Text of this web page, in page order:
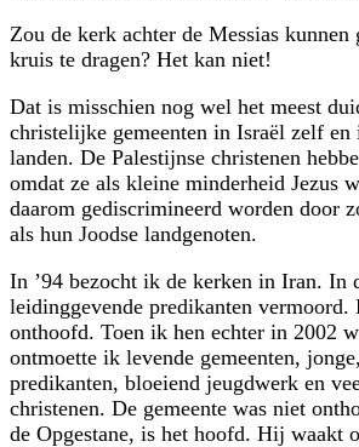
Zou de kerk achter de Messias kunnen
kruis te dragen? Het kan niet!
Dat is misschien nog wel het meest
christelijke gemeenten in Israël zelf en
landen. De Palestijnse christenen
omdat ze als kleine minderheid Jezus
daarom gediscrimineerd worden door
als hun Joodse landgenoten.
In ’94 bezocht ik de kerken in Iran. In
leidinggevende predikanten vermoord.
onthoofd. Toen ik hen echter in 2002
ontmoette ik levende gemeenten,
predikanten, bloeiend jeugdwerk en
christenen. De gemeente was niet
de Opgestane, is het hoofd. Hij waakt